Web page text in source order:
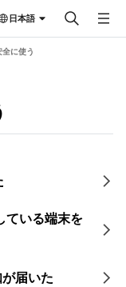
日本語
に使う
ている端末を
届いた